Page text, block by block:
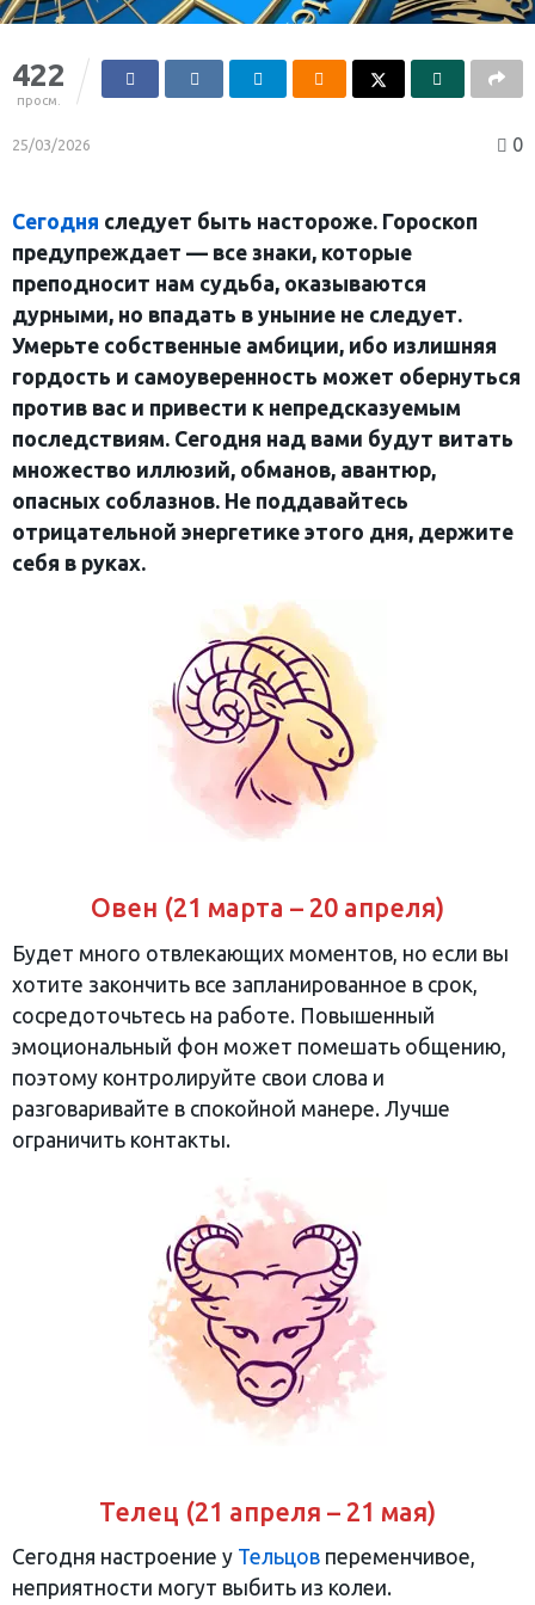
422
просм.
25/03/2026 0
Сегодня следует быть настороже. Гороскоп
предупреждает — все знаки, которые
преподносит нам судьба, оказываются
дурными, но впадать в уныние не следует.
Умерьте собственные амбиции, ибо излишняя
гордость и самоуверенность может обернуться
против вас и привести к непредсказуемым
последствиям. Сегодня над вами будут витать
множество иллюзий, обманов, авантюр,
опасных соблазнов. Не поддавайтесь
отрицательной энергетике этого дня, держите
себя в руках.
Овен (21 марта – 20 апреля)
Будет много отвлекающих моментов, но если вы
хотите закончить все запланированное в срок,
сосредоточьтесь на работе. Повышенный
эмоциональный фон может помешать общению,
поэтому контролируйте свои слова и
разговаривайте в спокойной манере. Лучше
ограничить контакты.
Телец (21 апреля – 21 мая)
Сегодня настроение у Тельцов переменчивое,
неприятности могут выбить из колеи.